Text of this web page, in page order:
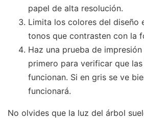
papel de alta resolución.
Limita los colores del diseño
tonos que contrasten con la
Haz una prueba de
primero para verificar que
funcionan. Si en gris se ve
funcionará.
No olvides que la luz del árbol